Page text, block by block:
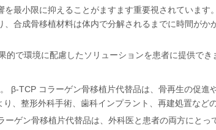
最小限に抑えることがますます重要視されていま
合成骨移植材料は体内で分解されるまでに時間が
で環境に配慮したソリューションを患者に提供でき
β-TCP コラーゲン骨移植片代替品は、骨再生の促
、整形外科手術、歯科インプラント、再建処置など
ゲン骨移植片代替品は、外科医と患者の両方にとっ